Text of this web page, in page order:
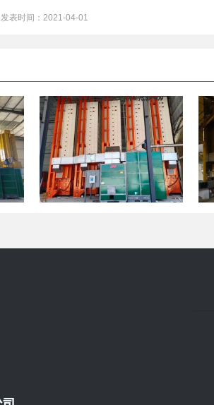
发表时间：2021-04-01
JR-630生物质颗粒热风炉